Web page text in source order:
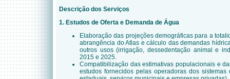
Descrição dos Serviços
1. Estudos de Oferta e Demanda de Água
Elaboração das projeções demográficas para a
abrangência do Atlas e cálculo das demandas
outros usos (irrigação, dessedentação animal e
2015 e 2025.
Compatibilização das estimativas populacionais e
estudos fornecidos pelas operadoras dos sistemas